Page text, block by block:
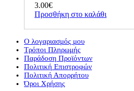
3.00€
Προσθήκη στο καλάθι
Ο λογαριασμός μου
Τρόποι Πληρωμής
Παράδοση Προϊόντων
Πολιτική Επιστροφών
Πολιτική Απορρήτου
Όροι Χρήσης